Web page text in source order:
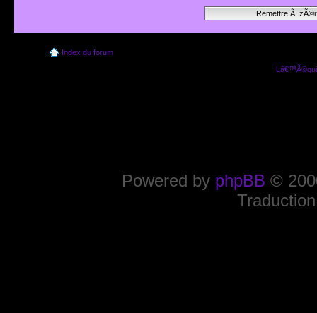
Index du forum
Powered by phpBB ©